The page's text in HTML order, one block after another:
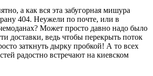
а как вся эта забугорная мишура
404. Неужели по почте, или в
Может просто давно надо было
доставки, ведь чтобы перекрыть поток
заткнуть дырку пробкой! А то всех
радостно встречают на киевском